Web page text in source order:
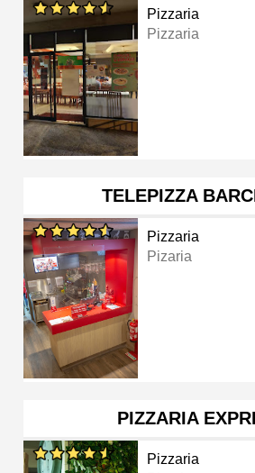
Pizzaria
Pizzaria
TELEPIZZA
Pizzaria
Pizaria
PIZZARIA
Pizzaria